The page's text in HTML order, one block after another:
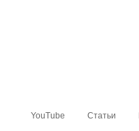
YouTube Статьи